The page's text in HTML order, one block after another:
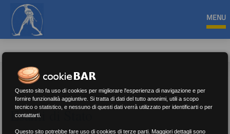
MENU
Esami di Stato
Questo sito fa uso di cookies per migliorare l'esperienza di navigazione e per
fornire funzionalità aggiuntive. Si tratta di dati del tutto anonimi, utili a scopo
tecnico o statistico, e nessuno di questi dati verrà utilizzato per identificarti o per
contattarti.
Questo sito potrebbe fare uso di cookies di terze parti. Maggiori dettagli sono